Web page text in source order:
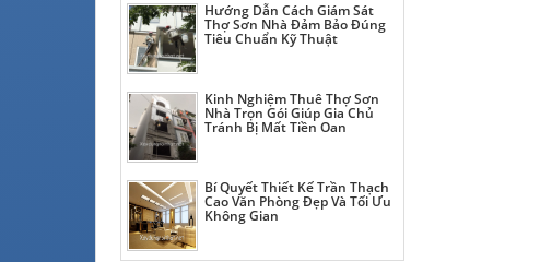
Hướng Dẫn Cách Giám Sát
Thợ Sơn Nhà Đảm Bảo Đúng
Tiêu Chuẩn Kỹ Thuật
Kinh Nghiệm Thuê Thợ Sơn
Nhà Trọn Gói Giúp Gia Chủ
Tránh Bị Mất Tiền Oan
Bí Quyết Thiết Kế Trần Thạch
Cao Văn Phòng Đẹp Và Tối Ưu
Không Gian